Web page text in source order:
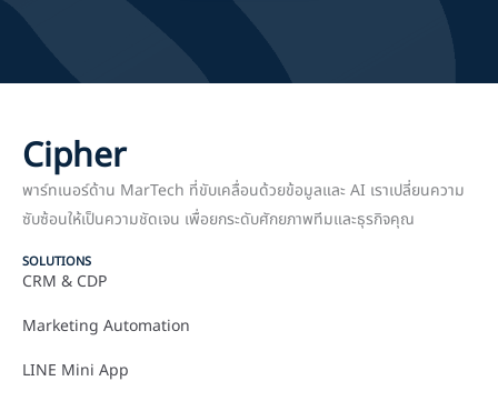
Cipher
พาร์ทเนอร์ด้าน MarTech ที่ขับเคลื่อนด้วยข้อมูลและ AI เราเปลี่ยนความ
ซับซ้อนให้เป็นความชัดเจน เพื่อยกระดับศักยภาพทีมและธุรกิจคุณ
SOLUTIONS
CRM & CDP
Marketing Automation
LINE Mini App